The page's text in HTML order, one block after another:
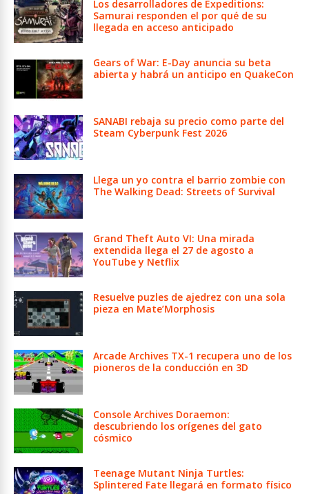
Los desarrolladores de Expeditions:
Samurai responden el por qué de su
llegada en acceso anticipado
Gears of War: E-Day anuncia su beta
abierta y habrá un anticipo en QuakeCon
SANABI rebaja su precio como parte del
Steam Cyberpunk Fest 2026
Llega un yo contra el barrio zombie con
The Walking Dead: Streets of Survival
Grand Theft Auto VI: Una mirada
extendida llega el 27 de agosto a
YouTube y Netflix
Resuelve puzles de ajedrez con una sola
pieza en Mate’Morphosis
Arcade Archives TX-1 recupera uno de los
pioneros de la conducción en 3D
Console Archives Doraemon:
descubriendo los orígenes del gato
cósmico
Teenage Mutant Ninja Turtles:
Splintered Fate llegará en formato físico